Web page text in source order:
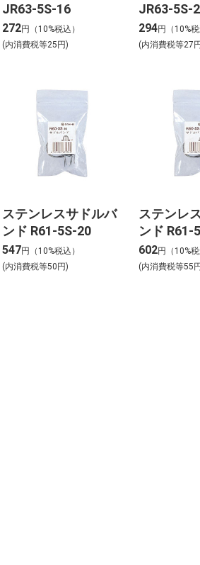
JR63-5S-16
272円（10%税込）
(内消費税等25円)
JR63-5S-
294円（10%税
(内消費税等27
ステンレスサドルバ
ンド R61-5S-20
547円（10%税込）
(内消費税等50円)
ステンレ
ンド R61-
602円（10%税
(内消費税等55